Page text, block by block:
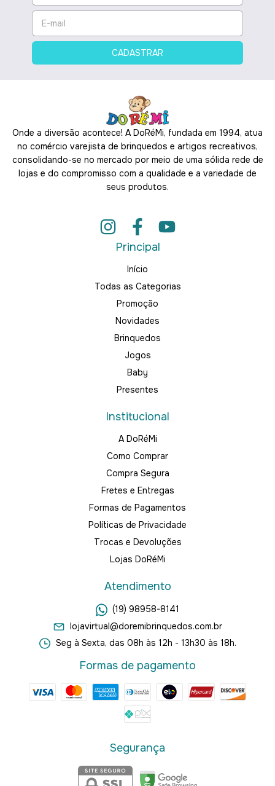
Onde a diversão acontece! A DoRéMi, fundada em 1994, atua
no comércio varejista de brinquedos e artigos recreativos,
consolidando-se no mercado por meio de uma sólida rede de
lojas e do compromisso com a qualidade e a variedade de
seus produtos.
Principal
Início
Todas as Categorias
Promoção
Novidades
Brinquedos
Jogos
Baby
Presentes
Institucional
A DoRéMi
Como Comprar
Compra Segura
Fretes e Entregas
Formas de Pagamentos
Políticas de Privacidade
Trocas e Devoluções
Lojas DoRéMi
Atendimento
(19) 98958-8141
lojavirtual@doremibrinquedos.com.br
Seg à Sexta, das 08h às 12h - 13h30 às 18h.
Formas de pagamento
Segurança